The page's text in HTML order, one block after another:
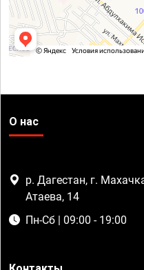
О нас
р. Дагестан, г.
Атаева, 14
Пн-Сб | 09:00 - 19:00